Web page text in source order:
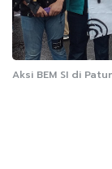
Aksi BEM SI di